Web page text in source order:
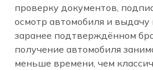
проверку документов,
осмотр автомобиля и
заранее подтверждённом
получение автомобиля
меньше времени, чем